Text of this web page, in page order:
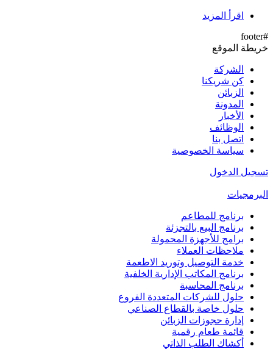
اقرأ المزيد
#footer
خريطة الموقع
الشركة
كن شريكنا
الزبائن
المدونة
الأخبار
الوظائف
اتصل بنا
سياسة الخصوصية
تسجيل الدخول
البرمجيات
برنامج للمطاعم
برنامج البيع بالتجزئة
برامج للأجهزة المحمولة
ملاحظات العملاء
خدمة التوصيل وتوريد الاطعمة
برنامج المكاتب الإدارية الخلفية
برنامج المحاسبة
حلول للشركات المتعددة الفروع
حلول خاصة بالقطاع الصناعي
إدارة حجوزات الزبائن
قائمة طعام رقمية
أكشاك الطلب الذاتي